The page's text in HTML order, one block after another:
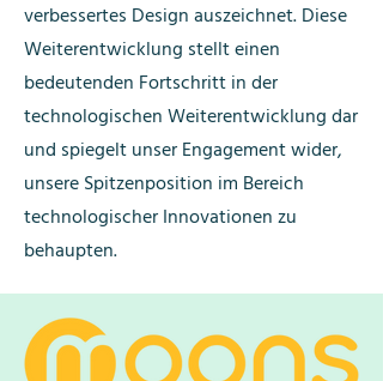
verbessertes Design auszeichnet. Diese
Weiterentwicklung stellt einen
bedeutenden Fortschritt in der
technologischen Weiterentwicklung dar
und spiegelt unser Engagement wider,
unsere Spitzenposition im Bereich
technologischer Innovationen zu
behaupten.